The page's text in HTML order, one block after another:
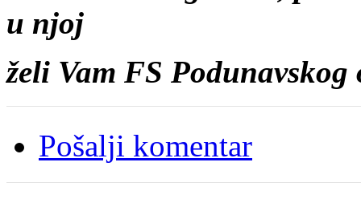
u njoj
želi Vam FS Podunavskog
Pošalji komentar